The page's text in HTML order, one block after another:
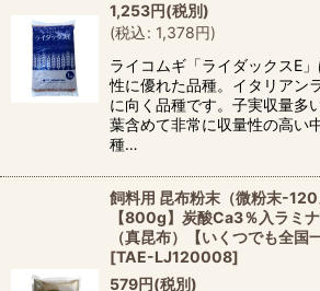
1,253円(税別)
(税込: 1,378円)
ライコムギ「ライダックスE
性に優れた品種。イタリアン
に向く品種です。子実収量多
葉含めて非常に収量性の高い
種…
飼料用 昆布粉末（微粉末-120
【800g】炭酸Ca3％入ラミ
（真昆布）【いくつでも全国
[TAE-LJ120008]
579円(税別)